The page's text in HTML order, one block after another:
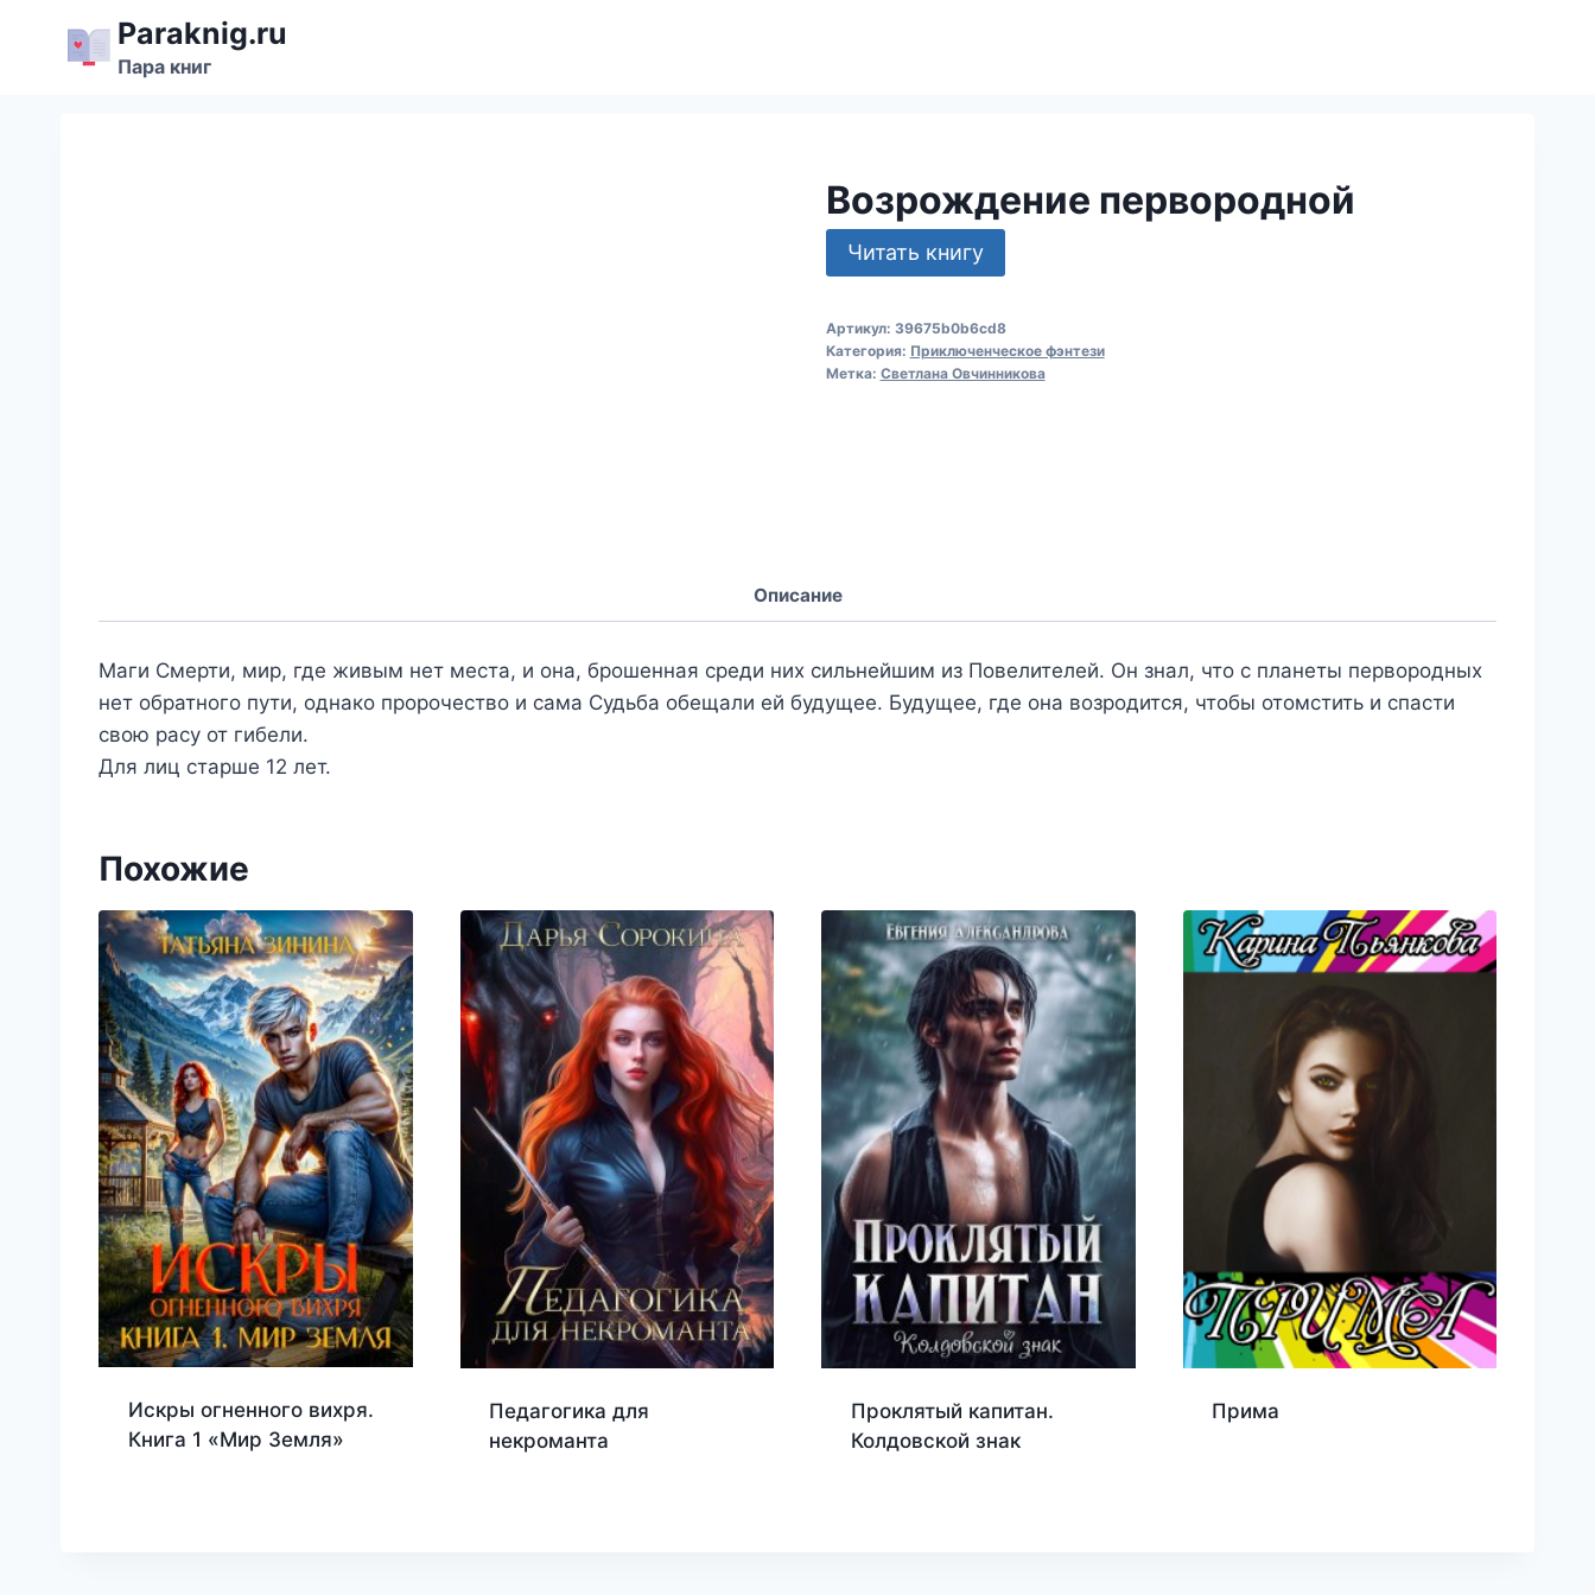
содержимому
Paraknig.ru
Пара книг
Возрождение первородной
Читать книгу
Артикул: 39675b0b6cd8
Категория: Приключенческое фэнтези
Метка: Светлана Овчинникова
Описание
Маги Смерти, мир, где живым нет места, и она, брошенная среди них сильнейшим из Повелителей. Он знал, что с планеты первородных
нет обратного пути, однако пророчество и сама Судьба обещали ей будущее. Будущее, где она возродится, чтобы отомстить и спасти
свою расу от гибели.
Для лиц старше 12 лет.
Похожие
Искры огненного вихря.
Книга 1 «Мир Земля»
Педагогика для
некроманта
Проклятый капитан.
Колдовской знак
Прима